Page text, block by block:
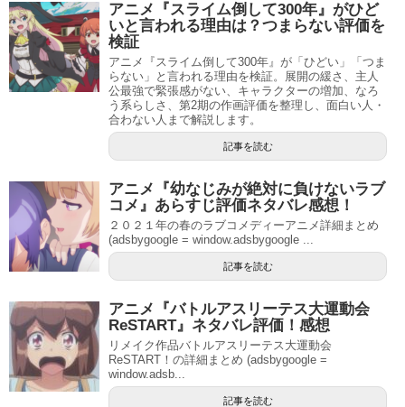
アニメ『スライム倒して300年』がひど
いと言われる理由は？つまらない評価を
検証
アニメ『スライム倒して300年』が「ひどい」「つま
らない」と言われる理由を検証。展開の緩さ、主人
公最強で緊張感がない、キャラクターの増加、なろ
う系らしさ、第2期の作画評価を整理し、面白い人・
合わない人まで解説します。
記事を読む
アニメ『幼なじみが絶対に負けないラブ
コメ』あらすじ評価ネタバレ感想！
２０２１年の春のラブコメディーアニメ詳細まとめ
(adsbygoogle = window.adsbygoogle ...
記事を読む
アニメ『バトルアスリーテス大運動会
ReSTART』ネタバレ評価！感想
リメイク作品バトルアスリーテス大運動会
ReSTART！の詳細まとめ (adsbygoogle =
window.adsb...
記事を読む